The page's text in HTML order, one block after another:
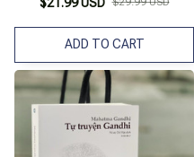
ADD TO CART